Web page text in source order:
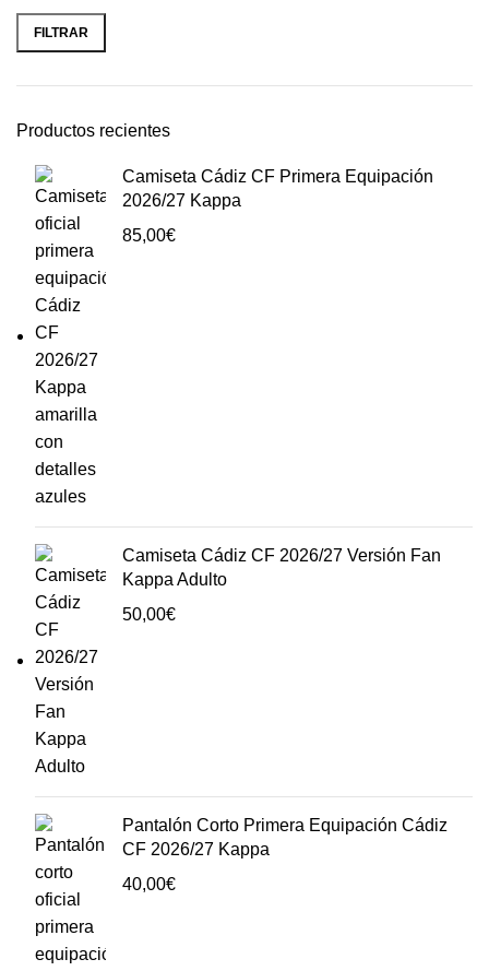
FILTRAR
Productos recientes
Camiseta Cádiz CF Primera Equipación
2026/27 Kappa
85,00€
Camiseta Cádiz CF 2026/27 Versión Fan
Kappa Adulto
50,00€
Pantalón Corto Primera Equipación Cádiz
CF 2026/27 Kappa
40,00€